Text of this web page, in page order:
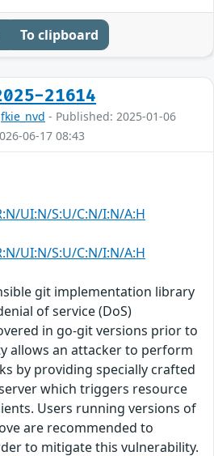
To clipboard
21614
fkie_nvd - Published: 2025-01-06
06-17 08:43
UI:N/S:U/C:N/I:N/A:H
UI:N/S:U/C:N/I:N/A:H
git implementation library
of service (DoS)
in go-git versions prior to
allows an attacker to perform
by providing specially crafted
which triggers resource
Users running versions of
are recommended to
to mitigate this vulnerability.